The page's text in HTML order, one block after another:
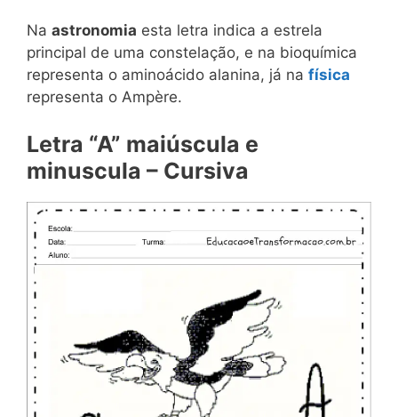
Na astronomia esta letra indica a estrela
principal de uma constelação, e na bioquímica
representa o aminoácido alanina, já na física
representa o Ampère.
Letra “A” maiúscula e
minuscula – Cursiva